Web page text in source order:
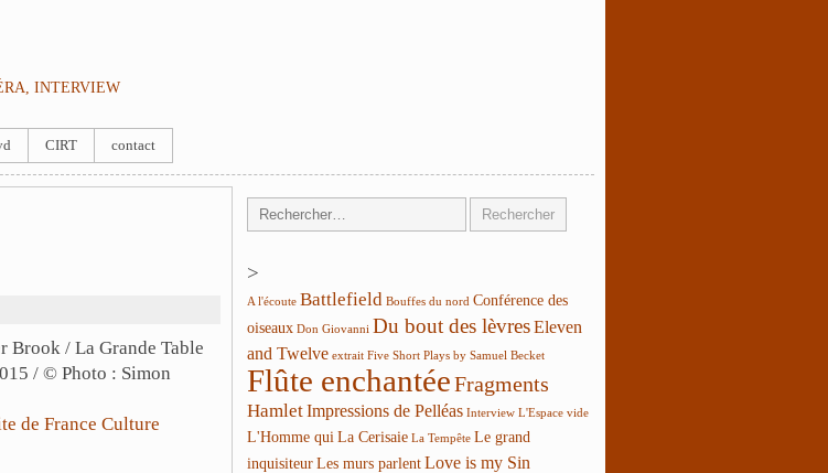
INTERVIEW
CIRT contact
Brook / La Grande Table
/ © Photo : Simon
de France Culture
>
A l'écoute Battlefield Bouffes du nord Conférence des
oiseaux Don Giovanni Du bout des lèvresEleven
and Twelve extrait Five Short Plays by Samuel Becket
Flûte enchantéeFragments
HamletImpressions de Pelléas Interview L'Espace vide
L'Homme qui La Cerisaie La Tempête Le grand
inquisiteur Les murs parlent Love is my Sin